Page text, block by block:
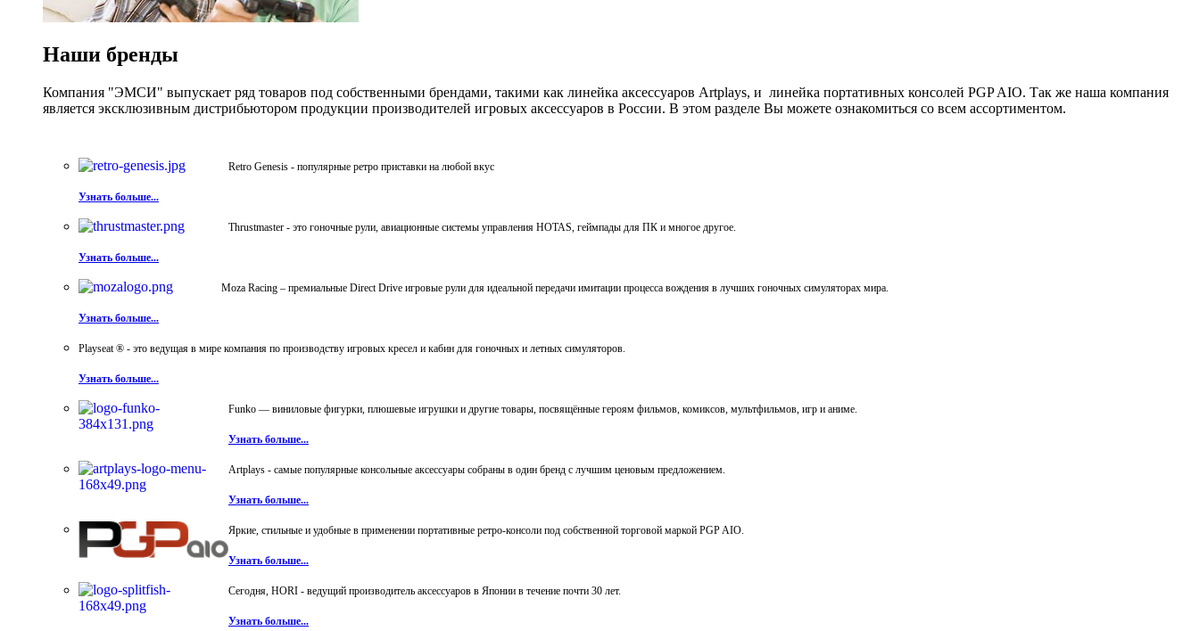
Наши бренды
Компания "ЭМСИ" выпускает ряд товаров под собственными брендами, такими как линейка аксессуаров Artplays, и линейка портативных консолей PGP AIO. Так же наша компания
является эксклюзивным дистрибьютором продукции производителей игровых аксессуаров в России. В этом разделе Вы можете ознакомиться со всем ассортиментом.
Retro Genesis - популярные ретро приставки на любой вкус
Узнать больше...
Thrustmaster - это гоночные рули, авиационные системы управления HOTAS, геймпады для ПК и многое другое.
Узнать больше...
Moza Racing – премиальные Direct Drive игровые рули для идеальной передачи имитации процесса вождения в лучших гоночных симуляторах мира.
Узнать больше...
Playseat ® - это ведущая в мире компания по производству игровых кресел и кабин для гоночных и летных симуляторов.
Узнать больше...
Funko — виниловые фигурки, плюшевые игрушки и другие товары, посвящённые героям фильмов, комиксов, мультфильмов, игр и аниме.
Узнать больше...
Artplays - самые популярные консольные аксессуары собраны в один бренд с лучшим ценовым предложением.
Узнать больше...
Яркие, стильные и удобные в применении портативные ретро-консоли под собственной торговой маркой PGP AIO.
Узнать больше...
Сегодня, HORI - ведущий производитель аксессуаров в Японии в течение почти 30 лет.
Узнать больше...